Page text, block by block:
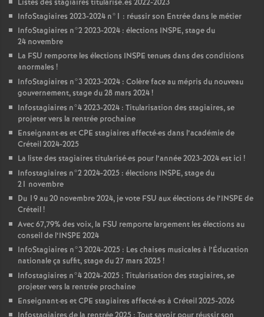
Listes des stagiaires titularisé.es 2022-2023
InfoStagiaires 2023-2024 n°1 : réussir son Entrée dans le métier
InfoStagiaires n°2 2023-2024 : élections INSPE, stage du
24 novembre
La FSU remporte les élections INSPE tenues dans des conditions
anormales !
InfoStagiaires n°3 2023-2024 : Colère face au mépris du nouveau
gouvernement, stage du 28 mars 2024!
Infostagiaires n°4 2023-2024 : Titularisation des stagiaires, se
projeter vers la rentrée prochaine
Enseignant·es etCPE stagiaires affecté·es dans l’académie de
Créteil 2024-2025
La liste des stagiaires titularisé·es pour l’année 2023-2024 est ici !
Infostagiaires n°2 2024-2025 : élections INSPE, stage du
21 novembre
Du 19 au 20 novembre 2024, je vote FSU aux élections de l’INSPE de
Créteil!
Avec 67,79% des voix, la FSU remporte largement les élections au
conseil de l’INSPE 2024
InfoStagiaires n°3 2024-2025 : Les chaises musicales à l’Éducation
nationale ça suffit, stage du 27 mars 2025!
Infostagiaires n°4 2024-2025 : Titularisation des stagiaires, se
projeter vers la rentrée prochaine
Enseignant·es etCPE stagiaires affecté·es à Créteil 2025-2026